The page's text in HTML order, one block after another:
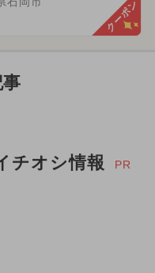
クーポン
チオシ情報 PR